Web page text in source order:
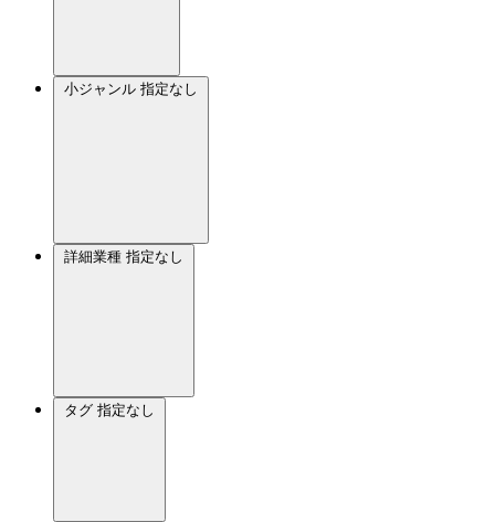
小ジャンル 指定なし
詳細業種 指定なし
タグ 指定なし